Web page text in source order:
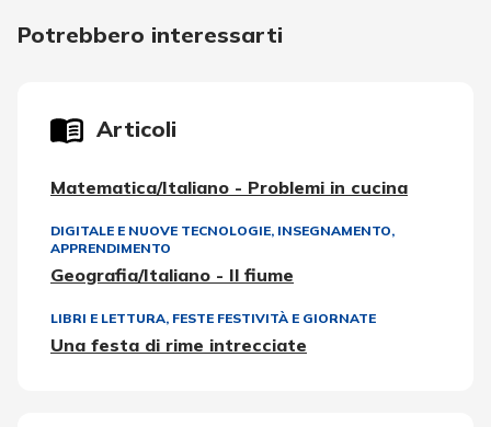
Potrebbero interessarti
Articoli
Matematica/Italiano - Problemi in cucina
DIGITALE E NUOVE TECNOLOGIE, INSEGNAMENTO,
APPRENDIMENTO
Geografia/Italiano - Il fiume
LIBRI E LETTURA, FESTE FESTIVITÀ E GIORNATE
Una festa di rime intrecciate